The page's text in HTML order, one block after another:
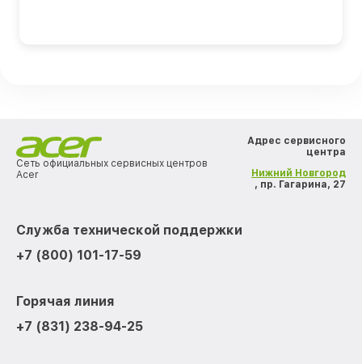
Сеть официальных сервисных центров
Acer
Адрес сервисного
центра
Нижний Новгород
, пр. Гагарина, 27
Служба технической поддержки
+7 (800) 101-17-59
Горячая линия
+7 (831) 238-94-25